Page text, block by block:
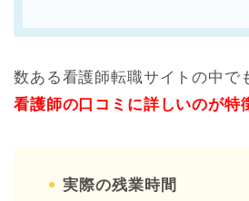
数ある看護師転職サイトの中で
看護師の口コミに詳しいのが特
実際の残業時間